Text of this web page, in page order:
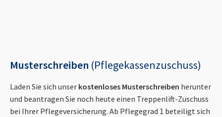
Musterschreiben (Pflegekassenzuschuss)
Laden Sie sich unser kostenloses Musterschreiben herunter
und beantragen Sie noch heute einen Treppenlift-Zuschuss
bei Ihrer Pflegeversicherung. Ab Pflegegrad 1 beteiligt sich